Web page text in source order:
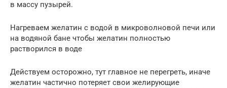
в массу пузырей.
Нагреваем желатин с водой в микроволновой печи или
на водяной бане чтобы желатин полностью
растворился в воде
Действуем осторожно, тут главное не перегреть, иначе
желатин частично потеряет свои желирующие